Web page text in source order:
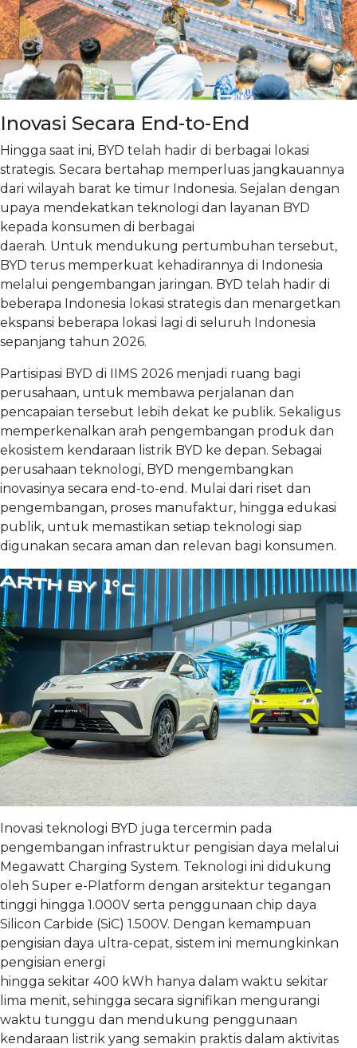
Inovasi Secara End-to-End
Hingga saat ini, BYD telah hadir di berbagai lokasi
strategis. Secara bertahap memperluas jangkauannya
dari wilayah barat ke timur Indonesia. Sejalan dengan
upaya mendekatkan teknologi dan layanan BYD
kepada konsumen di berbagai
daerah. Untuk mendukung pertumbuhan tersebut,
BYD terus memperkuat kehadirannya di Indonesia
melalui pengembangan jaringan. BYD telah hadir di
beberapa Indonesia lokasi strategis dan menargetkan
ekspansi beberapa lokasi lagi di seluruh Indonesia
sepanjang tahun 2026.
Partisipasi BYD di IIMS 2026 menjadi ruang bagi
perusahaan, untuk membawa perjalanan dan
pencapaian tersebut lebih dekat ke publik. Sekaligus
memperkenalkan arah pengembangan produk dan
ekosistem kendaraan listrik BYD ke depan. Sebagai
perusahaan teknologi, BYD mengembangkan
inovasinya secara end-to-end. Mulai dari riset dan
pengembangan, proses manufaktur, hingga edukasi
publik, untuk memastikan setiap teknologi siap
digunakan secara aman dan relevan bagi konsumen.
Inovasi teknologi BYD juga tercermin pada
pengembangan infrastruktur pengisian daya melalui
Megawatt Charging System. Teknologi ini didukung
oleh Super e-Platform dengan arsitektur tegangan
tinggi hingga 1.000V serta penggunaan chip daya
Silicon Carbide (SiC) 1.500V. Dengan kemampuan
pengisian daya ultra-cepat, sistem ini memungkinkan
pengisian energi
hingga sekitar 400 kWh hanya dalam waktu sekitar
lima menit, sehingga secara signifikan mengurangi
waktu tunggu dan mendukung penggunaan
kendaraan listrik yang semakin praktis dalam aktivitas